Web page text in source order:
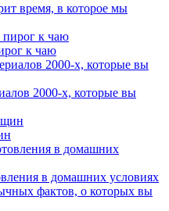
время, в которое мы
к чаю
2000-х, которые вы
в домашних условиях